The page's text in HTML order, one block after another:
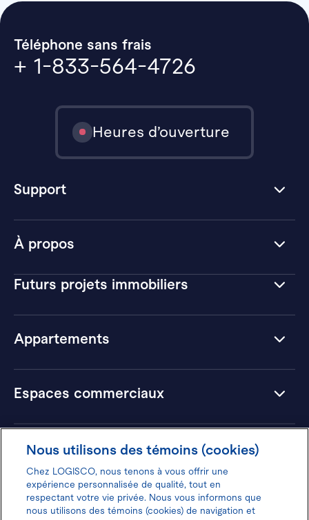
À propos
Futurs projets immobiliers
Appartements
Espaces commerciaux
Hôtels
Téléphone sans frais
+ 1-833-564-4726
Heures d’ouverture
Support
Nous utilisons des témoins (cookies)
Chez LOGISCO, nous tenons à vous offrir une
expérience personnalisée de qualité, tout en
respectant votre vie privée. Nous vous informons que
nous utilisons des témoins (cookies) de navigation et